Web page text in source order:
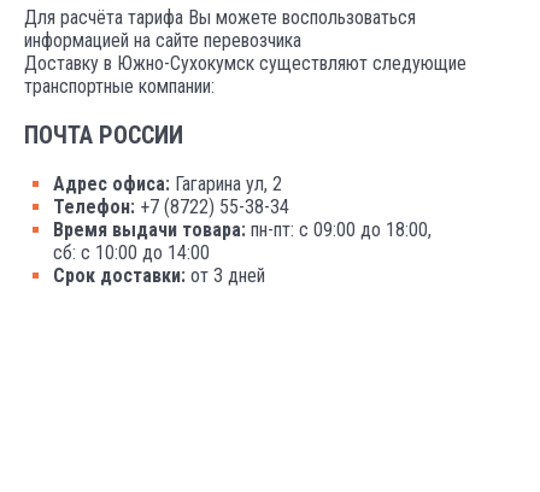
Для расчёта тарифа Вы можете воспользоваться
информацией на сайте перевозчика
Доставку в Южно-Сухокумск существляют следующие
транспортные компании:
ПОЧТА РОССИИ
Адрес офиса: Гагарина ул, 2
Телефон: +7 (8722) 55-38-34
Время выдачи товара: пн-пт: с 09:00 до 18:00,
сб: с 10:00 до 14:00
Срок доставки: от 3 дней